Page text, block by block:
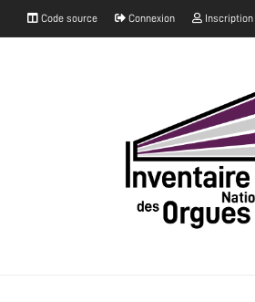
Code source Connexion Inscription